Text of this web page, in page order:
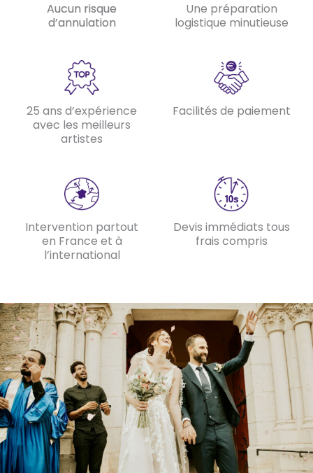
Aucun risque
d’annulation
Une préparation
logistique minutieuse
25 ans d’expérience
avec les meilleurs
artistes
Facilités de paiement
Intervention partout
en France et à
l’international
Devis immédiats tous
frais compris